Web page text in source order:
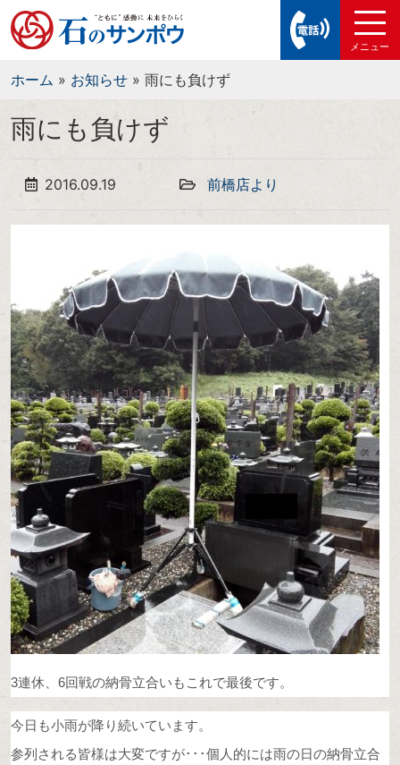
ホーム » お知らせ » 雨にも負けず
雨にも負けず
2016.09.19 前橋店より
3連休、6回戦の納骨立合いもこれで最後です。
今日も小雨が降り続いています。
参列される皆様は大変ですが･･･個人的には雨の日の納骨立合